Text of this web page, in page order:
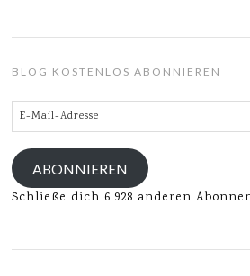
BLOG KOSTENLOS ABONNIEREN
E-
Mail-
Adresse
ABONNIEREN
Schließe dich 6.928 anderen